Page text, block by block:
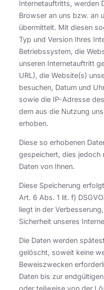
Internetauftritts, werden
Browser an uns bzw. an
übermittelt. Mit diesen
Typ und Version Ihres
Betriebssystem, die
unseren Internetauftritt
URL), die Website(s)
besuchen, Datum und
sowie die IP-Adresse
dem aus die Nutzung
erhoben.
Diese so erhobenen
gespeichert, dies jedoch
Daten von Ihnen.
Diese Speicherung
Art. 6 Abs. 1 lit. f)
liegt in der
Sicherheit unseres
Die Daten werden
gelöscht, soweit keine
Beweiszwecken
Daten bis zur